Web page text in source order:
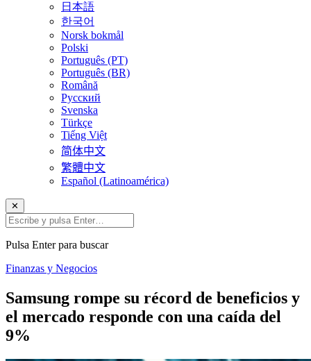
日本語
한국어
Norsk bokmål
Polski
Português (PT)
Português (BR)
Română
Русский
Svenska
Türkçe
Tiếng Việt
简体中文
繁體中文
Español (Latinoamérica)
✕
Pulsa Enter para buscar
Finanzas y Negocios
Samsung rompe su récord de beneficios y
el mercado responde con una caída del
9%